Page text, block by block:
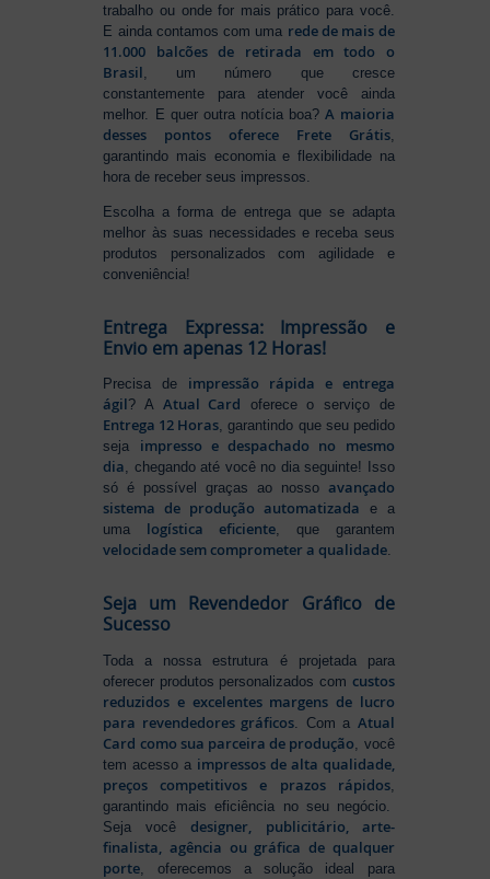
trabalho ou onde for mais prático para você.
E ainda contamos com uma rede de mais de
11.000 balcões de retirada em todo o
Brasil , um número que cresce
constantemente para atender você ainda
melhor. E quer outra notícia boa?A maioria
desses pontos oferece Frete Grátis,
garantindo mais economia e flexibilidade na
hora de receber seus impressos.
Escolha a forma de entrega que se adapta
melhor às suas necessidades e receba seus
produtos personalizados com agilidade e
conveniência!
Entrega Expressa: Impressão e
Envio em apenas 12 Horas!
Precisa de impressão rápida e entrega
ágil? A Atual Card oferece o serviço de
Entrega 12 Horas, garantindo que seu pedido
seja impresso e despachado no mesmo
dia, chegando até você no dia seguinte! Isso
só é possível graças ao nosso avançado
sistema de produção automatizada e a
uma logística eficiente, que garantem
velocidade sem comprometer a qualidade.
Seja um Revendedor Gráfico de
Sucesso
Toda a nossa estrutura é projetada para
oferecer produtos personalizados com custos
reduzidos e excelentes margens de lucro
para revendedores gráficos . Com a Atual
Card como sua parceira de produção , você
tem acesso a impressos de alta qualidade,
preços competitivos e prazos rápidos,
garantindo mais eficiência no seu negócio.
Seja vocêdesigner, publicitário, arte-
finalista, agência ou gráfica de qualquer
porte , oferecemos a solução ideal para